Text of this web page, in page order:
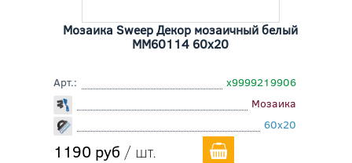
Мозаика Sweep Декор мозаичный белый
MM60114 60x20
Арт.:
х9999219906
Мозаика
60x20
1190 руб / шт.